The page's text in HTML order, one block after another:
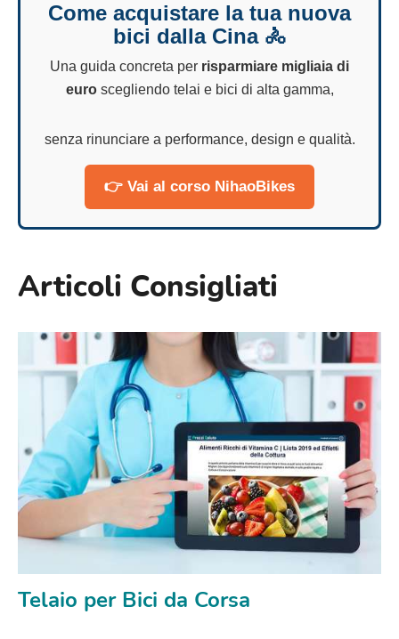
Come acquistare la tua nuova
bici dalla Cina 🚴
Una guida concreta per risparmiare migliaia di
euroscegliendo telai e bici di alta gamma,
senza rinunciare a performance, design e qualità.
👉 Vai al corso NihaoBikes
Articoli Consigliati
Telaio per Bici da Corsa